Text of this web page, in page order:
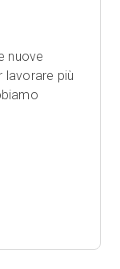
nuove
lavorare più